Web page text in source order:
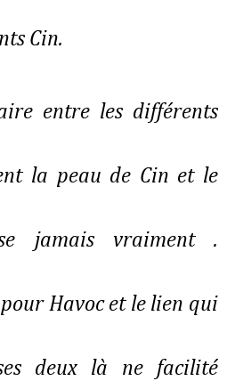
Cin.
entre les différents
la peau de Cin et le
jamais vraiment .
Havoc et le lien qui
deux là ne facilité